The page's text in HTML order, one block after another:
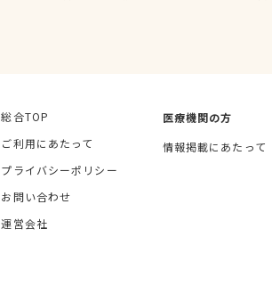
総合TOP
ご利用にあたって
プライバシーポリシー
お問い合わせ
運営会社
医療機関の方
情報掲載にあたって